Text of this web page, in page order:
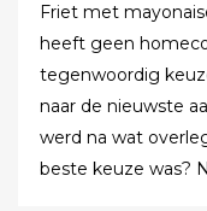
Friet met mayonaise Een Brabants onderonsje.
heeft geen
tegenwoordig
naar de nieuwste
werd na wat overleg Gendersteyn. Tja, of dit nou de
beste keuze was? Nog niet eerder een baan gezien